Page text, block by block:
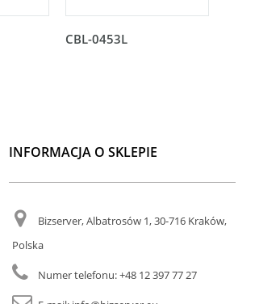
CBL-0453L
INFORMACJA O SKLEPIE
Bizserver, Albatrosów 1, 30-716 Kraków,
Polska
Numer telefonu:+48 12 397 77 27